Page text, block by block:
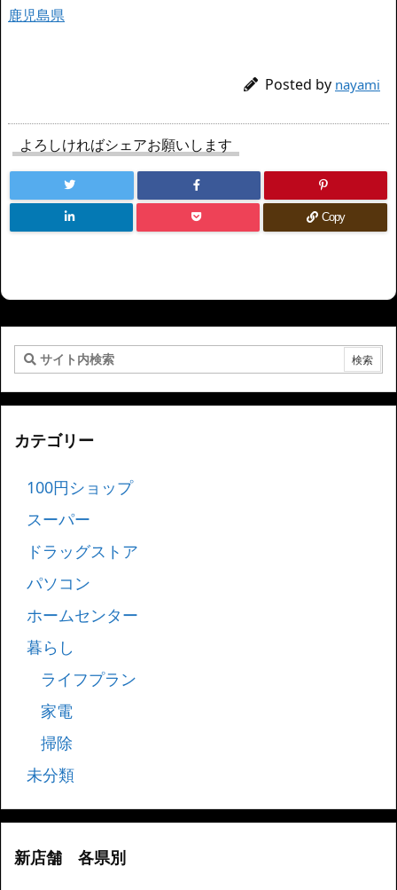
鹿児島県
Posted by nayami
よろしければシェアお願いします
Copy
カテゴリー
100円ショップ
スーパー
ドラッグストア
パソコン
ホームセンター
暮らし
ライフプラン
家電
掃除
未分類
新店舗 各県別